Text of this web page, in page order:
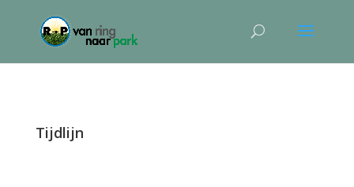
Tijdlijn